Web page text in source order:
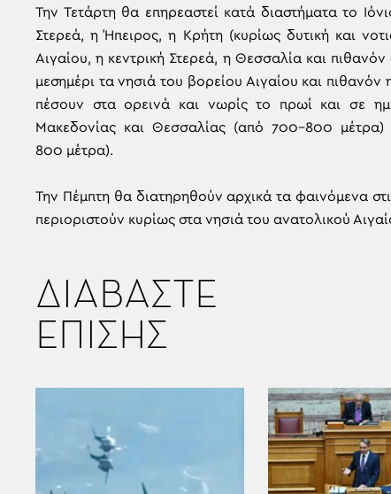
Την Τετάρτη θα επηρεαστεί κατά διαστήματα το
Στερεά, η Ήπειρος, η Κρήτη (κυρίως δυτική και
Αιγαίου, η κεντρική Στερεά, η Θεσσαλία και
μεσημέρι τα νησιά του βορείου Αιγαίου και
πέσουν στα ορεινά και νωρίς το πρωί και σε
Μακεδονίας και Θεσσαλίας (από 700-800 μέτρα)
800 μέτρα).
Την Πέμπτη θα διατηρηθούν αρχικά τα φαινόμενα
περιοριστούν κυρίως στα νησιά του ανατολικού
ΔΙΑΒΑΣΤΕ
ΕΠΙΣΗΣ